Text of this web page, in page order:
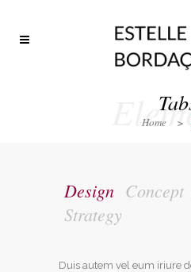
Home >
Design Concept
Strategy
Duis autem vel eum iriure